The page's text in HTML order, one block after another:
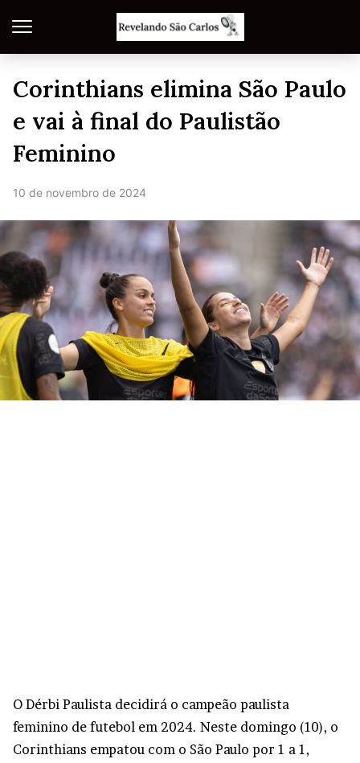
Corinthians elimina São Paulo
e vai à final do Paulistão
Feminino
10 de novembro de 2024
O Dérbi Paulista decidirá o campeão paulista
feminino de futebol em 2024. Neste domingo (10), o
Corinthians empatou com o São Paulo por 1 a 1,